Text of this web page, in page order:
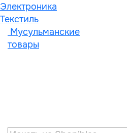
Электроника
Текстиль
Мусульманские
товары